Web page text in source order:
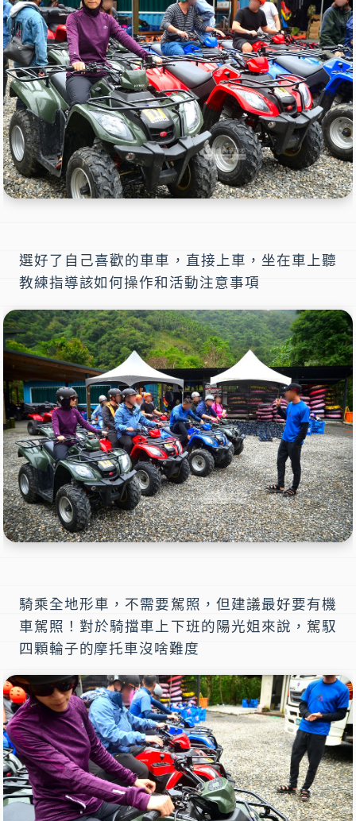
選好了自己喜歡的車車，直接上車，坐在車上聽
教練指導該如何操作和活動注意事項
騎乘全地形車，不需要駕照，但建議最好要有機
車駕照！對於騎擋車上下班的陽光姐來說，駕馭
四顆輪子的摩托車沒啥難度